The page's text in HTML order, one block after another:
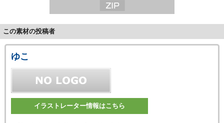
この素材の投稿者
ゆこ
イラストレーター情報はこちら